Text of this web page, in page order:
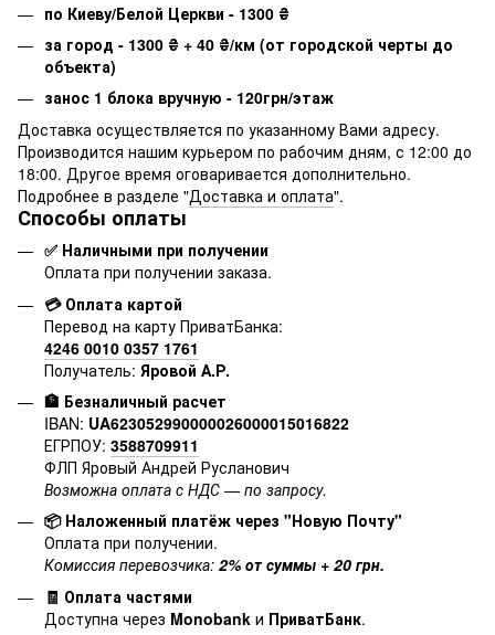
по Киеву/Белой Церкви - 1300 ₴
за город - 1300 ₴ + 40 ₴/км (от городской черты до
объекта)
занос 1 блока вручную - 120грн/этаж
Доставка осуществляется по указанному Вами адресу.
Производится нашим курьером по рабочим дням, с 12:00 до
18:00. Другое время оговаривается дополнительно.
Подробнее в разделе "Доставка и оплата".
Способы оплаты
✅ Наличными при получении
Оплата при получении заказа.
💳 Оплата картой
Перевод на карту ПриватБанка:
4246 0010 0357 1761
Получатель: Яровой А.Р.
🏦 Безналичный расчет
IBAN: UA623052990000026000015016822
ЕГРПОУ: 3588709911
ФЛП Яровый Андрей Русланович
Возможна оплата с НДС — по запросу.
📦 Наложенный платёж через "Новую Почту"
Оплата при получении.
Комиссия перевозчика: 2% от суммы + 20 грн.
🧾 Оплата частями
Доступна через Monobank и ПриватБанк.